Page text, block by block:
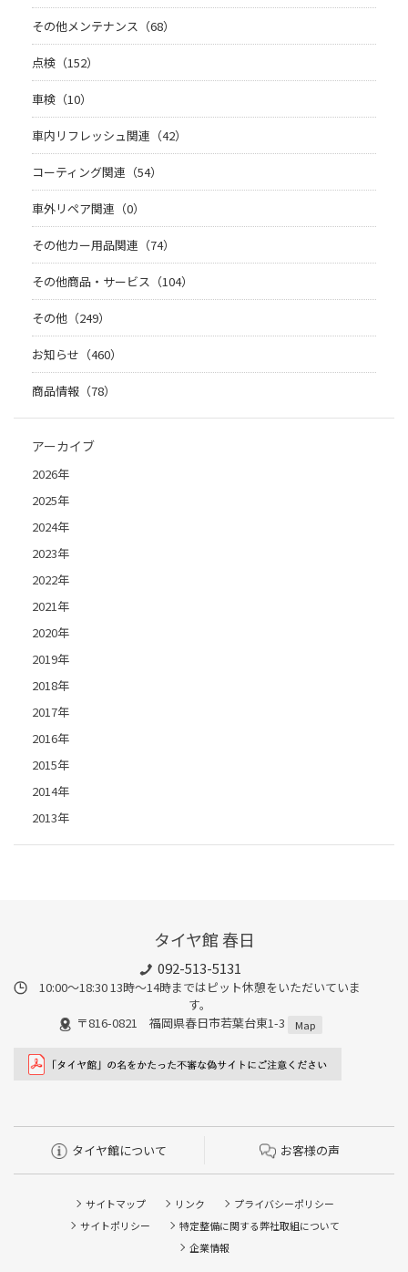
その他メンテナンス（68）
点検（152）
車検（10）
車内リフレッシュ関連（42）
コーティング関連（54）
車外リペア関連（0）
その他カー用品関連（74）
その他商品・サービス（104）
その他（249）
お知らせ（460）
商品情報（78）
アーカイブ
2026年
2025年
2024年
2023年
2022年
2021年
2020年
2019年
2018年
2017年
2016年
2015年
2014年
2013年
タイヤ館 春日
092-513-5131
10:00～18:30 13時〜14時まではピット休憩をいただいていま
す。
〒816-0821 福岡県春日市若葉台東1-3
Map
タイヤ館について お客様の声
サイトマップ リンク
プライバシーポリシー
サイトポリシー
特定整備に関する弊社取組について
企業情報